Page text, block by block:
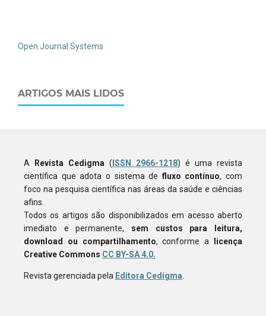
Open Journal Systems
ARTIGOS MAIS LIDOS
A Revista Cedigma ( ISSN 2966-1218) é uma revista
científica que adota o sistema defluxo contínuo, com
foco na pesquisa científica nas áreas da saúde e ciências
afins.
Todos os artigos são disponibilizados em acesso aberto
imediato e permanente, sem custos para leitura,
download ou compartilhamento, conforme a
licença
Creative Commons CC BY-SA 4.0.
Revista gerenciada pela Editora Cedigma